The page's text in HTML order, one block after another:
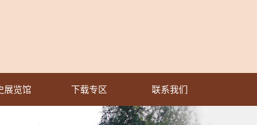
展览馆 下载专区 联系我们